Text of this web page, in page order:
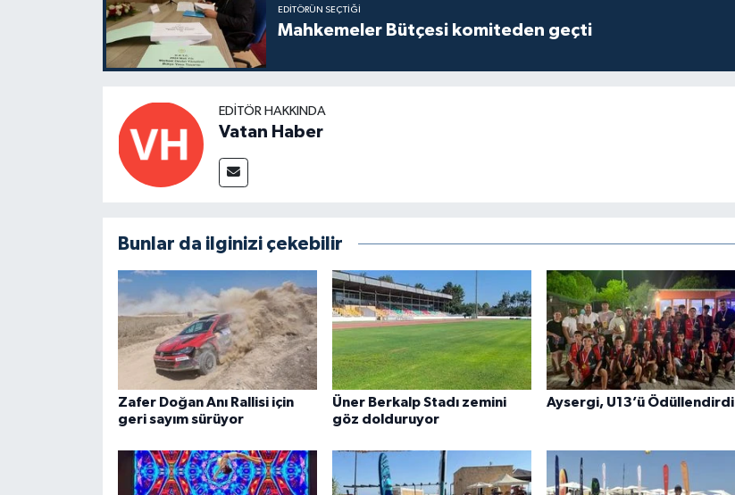
EDITÖRÜN SEÇTIĞI
Mahkemeler Bütçesi komiteden geçti
EDITÖR HAKKINDA
Vatan Haber
Bunlar da ilginizi çekebilir
Zafer Doğan Anı Rallisi için
geri sayım sürüyor
Üner Berkalp Stadı zemini
göz dolduruyor
Aysergi, U13’ü Ödüllendirdi